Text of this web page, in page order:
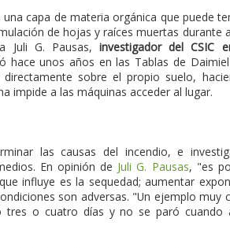
capa de materia orgánica que puede
de hojas y raíces muertas durante
Juli G. Pausas, investigador del CSIC
hace unos años en las Tablas de
sobre el propio suelo,
impide a las máquinas acceder al lugar.
las causas del incendio, e
En opinión de Juli G. Pausas, "es
influye es la sequedad; aumentar
son adversas. "Un ejemplo muy
o cuatro días y no se paró cuando